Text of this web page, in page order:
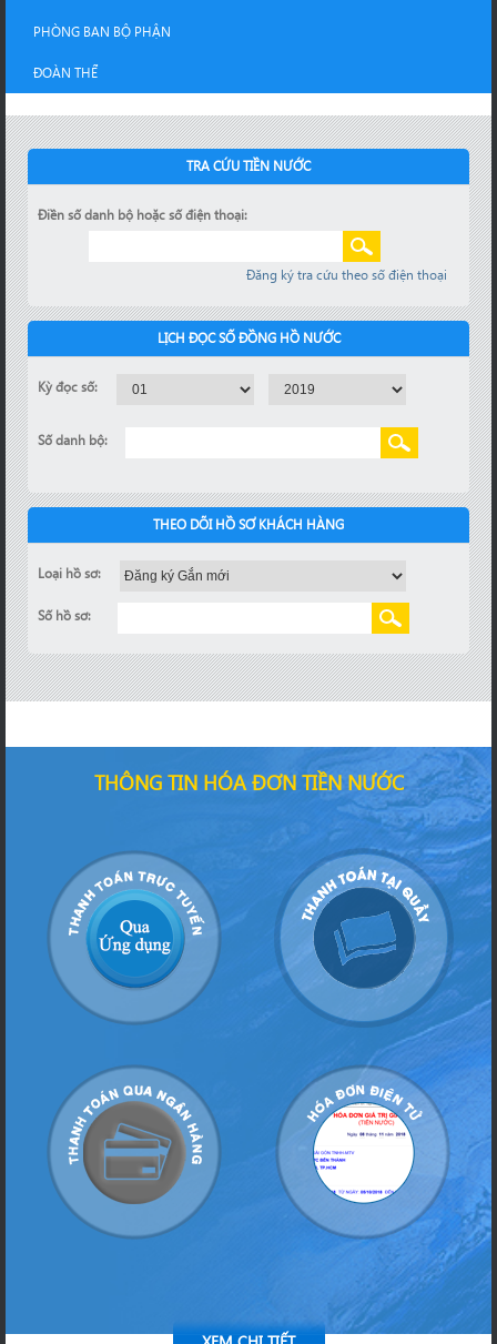
PHÒNG BAN BỘ PHẬN
ĐOÀN THỂ
TRA CỨU TIỀN NƯỚC
Điền số danh bộ hoặc số điện thoại:
Đăng ký tra cứu theo số điện thoại
LỊCH ĐỌC SỐ ĐỒNG HỒ NƯỚC
Kỳ đọc số:
Số danh bộ:
THEO DÕI HỒ SƠ KHÁCH HÀNG
Loại hồ sơ:
Số hồ sơ:
THÔNG TIN HÓA ĐƠN TIỀN NƯỚC